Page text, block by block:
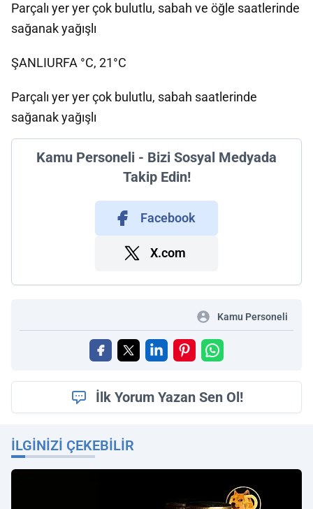
Parçalı yer yer çok bulutlu, sabah ve öğle saatlerinde
sağanak yağışlı
ŞANLIURFA °C, 21°C
Parçalı yer yer çok bulutlu, sabah saatlerinde
sağanak yağışlı
Kamu Personeli - Bizi Sosyal Medyada
Takip Edin!
Facebook
X.com
Kamu Personeli
İlk Yorum Yazan Sen Ol!
İLGINIZI ÇEKEBILIR